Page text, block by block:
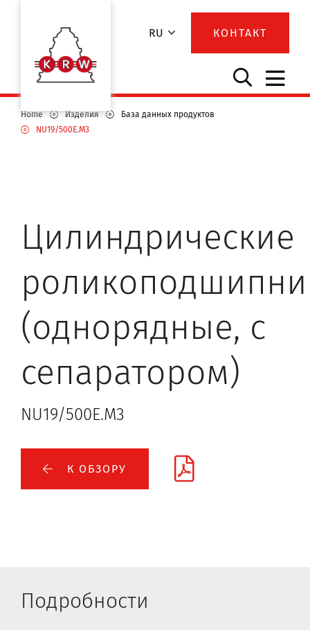
RU КОНТАКТ
Home Изделия
База данных продуктов
NU19/500E.M3
Цилиндрические
(однорядные, с
сепаратором)
NU19/500E.M3
К ОБЗОРУ
Подробности